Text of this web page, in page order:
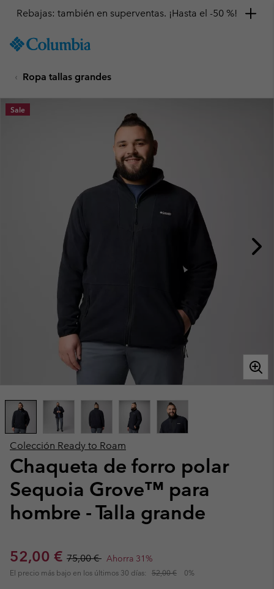
TO
SKIP
MAIN
NAV
Rebajas: también en superventas. ¡Hasta el -50 %!
Ropa tallas grandes
Colección Ready to Roam
Chaqueta de forro polar
Sequoia Grove™ para
hombre - Talla grande
Sale price:
52,00 € Regular price:
75,00 € Ahorra 31%
El precio más bajo en los últimos 30 días: 52,00 € 0%
Sale